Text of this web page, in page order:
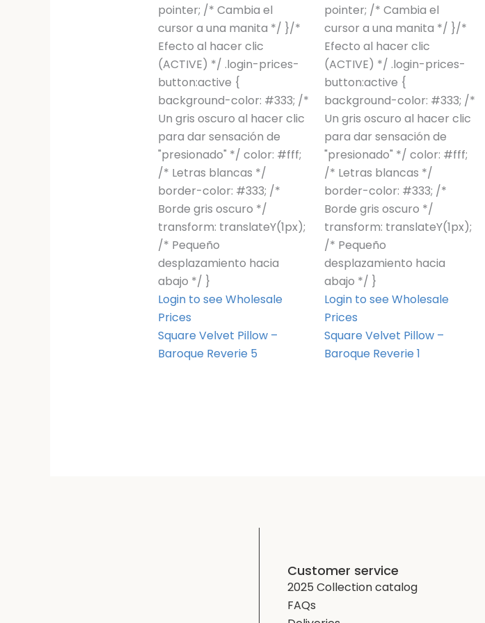
pointer; /* Cambia el
cursor a una manita */ }/*
Efecto al hacer clic
(ACTIVE) */ .login-prices-
button:active {
background-color: #333; /*
Un gris oscuro al hacer clic
para dar sensación de
"presionado" */ color: #fff;
/* Letras blancas */
border-color: #333; /*
Borde gris oscuro */
transform: translateY(1px);
/* Pequeño
desplazamiento hacia
abajo */ }
Login to see Wholesale
Prices
Square Velvet Pillow –
Baroque Reverie 5
pointer; /* Cambia el
cursor a una manita */ }/*
Efecto al hacer clic
(ACTIVE) */ .login-prices-
button:active {
background-color: #333; /*
Un gris oscuro al hacer clic
para dar sensación de
"presionado" */ color: #fff;
/* Letras blancas */
border-color: #333; /*
Borde gris oscuro */
transform: translateY(1px);
/* Pequeño
desplazamiento hacia
abajo */ }
Login to see Wholesale
Prices
Square Velvet Pillow –
Baroque Reverie 1
Customer service
2025 Collection catalog
FAQs